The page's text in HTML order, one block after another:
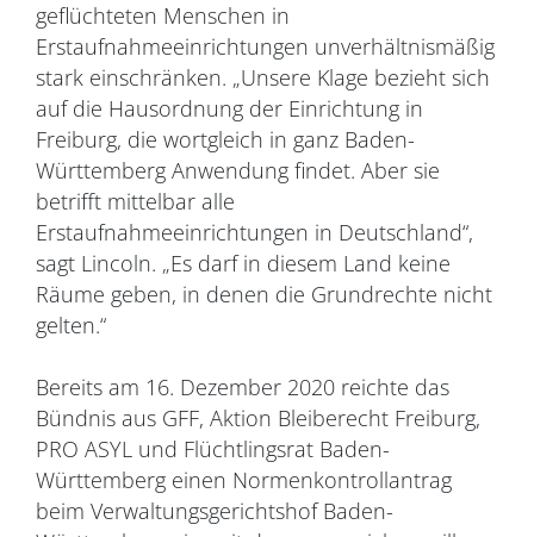
geflüchteten Menschen in
Erstaufnahmeeinrichtungen unverhältnismäßig
stark einschränken. „Unsere Klage bezieht sich
auf die Hausordnung der Einrichtung in
Freiburg, die wortgleich in ganz Baden-
Württemberg Anwendung findet. Aber sie
betrifft mittelbar alle
Erstaufnahmeeinrichtungen in Deutschland“,
sagt Lincoln. „Es darf in diesem Land keine
Räume geben, in denen die Grundrechte nicht
gelten.“
Bereits am 16. Dezember 2020 reichte das
Bündnis aus GFF, Aktion Bleiberecht Freiburg,
PRO ASYL und Flüchtlingsrat Baden-
Württemberg einen Normenkontrollantrag
beim Verwaltungsgerichtshof Baden-